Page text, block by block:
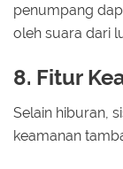
penumpang
oleh suara dari
8. Fitur
Selain hiburan,
keamanan